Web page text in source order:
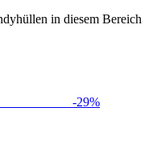
in diesem Bereich
-29%